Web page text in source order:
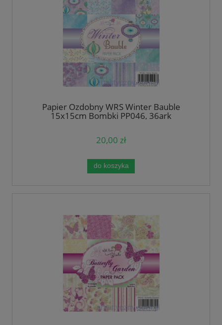
Papier Ozdobny WRS Winter Bauble
15x15cm Bombki PP046, 36ark
20,00 zł
do koszyka